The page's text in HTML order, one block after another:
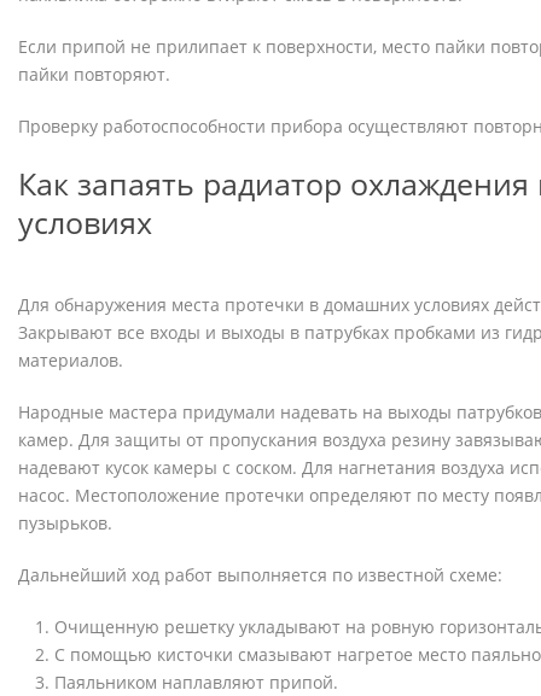
Если припой не прилипает к поверхности, место пайки
пайки повторяют.
Проверку работоспособности прибора осуществляют
Как запаять радиатор
условиях
Для обнаружения места протечки в домашних условиях
Закрывают все входы и выходы в патрубках пробками из
материалов.
Народные мастера придумали надевать на выходы
камер. Для защиты от пропускания воздуха резину
надевают кусок камеры с соском. Для нагнетания воздуха
насос. Местоположение протечки определяют по месту
пузырьков.
Дальнейший ход работ выполняется по известной схеме:
Очищенную решетку укладывают на ровную
С помощью кисточки смазывают нагретое место
Паяльником наплавляют припой.